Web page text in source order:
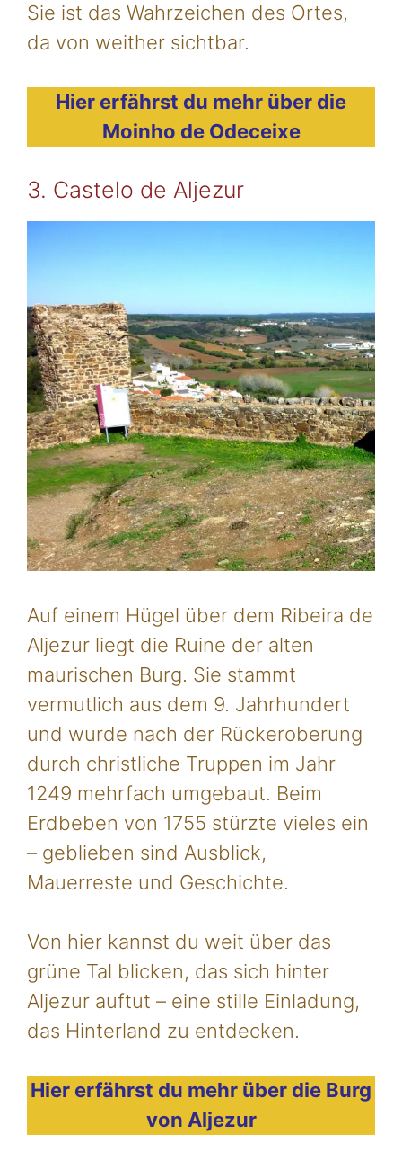
Sie ist das Wahrzeichen des Ortes,
da von weither sichtbar.
Hier erfährst du mehr über die
Moinho de Odeceixe
3. Castelo de Aljezur
Auf einem Hügel über dem Ribeira de
Aljezur liegt die Ruine der alten
maurischen Burg. Sie stammt
vermutlich aus dem 9. Jahrhundert
und wurde nach der Rückeroberung
durch christliche Truppen im Jahr
1249 mehrfach umgebaut. Beim
Erdbeben von 1755 stürzte vieles ein
– geblieben sind Ausblick,
Mauerreste und Geschichte.
Von hier kannst du weit über das
grüne Tal blicken, das sich hinter
Aljezur auftut – eine stille Einladung,
das Hinterland zu entdecken.
Hier erfährst du mehr über die Burg
von Aljezur